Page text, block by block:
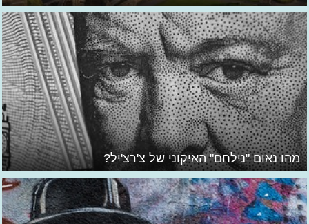
מהו נאום "נילחם" האיקוני של צ'רצ'יל?